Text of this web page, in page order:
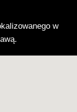
w